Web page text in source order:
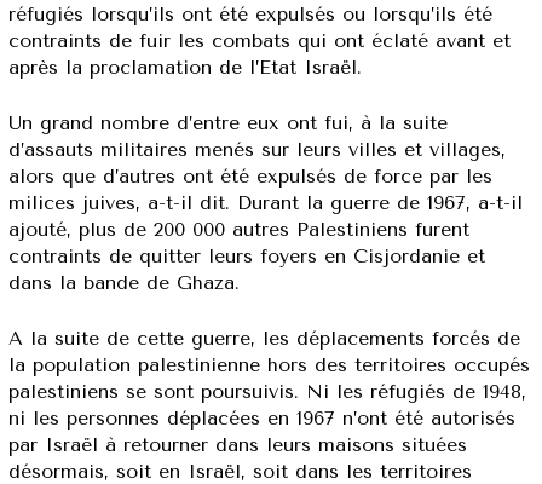
réfugiés lorsqu’ils ont été expulsés ou lorsqu’ils été
contraints de fuir les combats qui ont éclaté avant et
après la proclamation de l’Etat Israël.
Un grand nombre d’entre eux ont fui, à la suite
d’assauts militaires menés sur leurs villes et villages,
alors que d’autres ont été expulsés de force par les
milices juives, a-t-il dit. Durant la guerre de 1967, a-t-il
ajouté, plus de 200 000 autres Palestiniens furent
contraints de quitter leurs foyers en Cisjordanie et
dans la bande de Ghaza.
A la suite de cette guerre, les déplacements forcés de
la population palestinienne hors des territoires occupés
palestiniens se sont poursuivis. Ni les réfugiés de 1948,
ni les personnes déplacées en 1967 n’ont été autorisés
par Israël à retourner dans leurs maisons situées
désormais, soit en Israël, soit dans les territoires